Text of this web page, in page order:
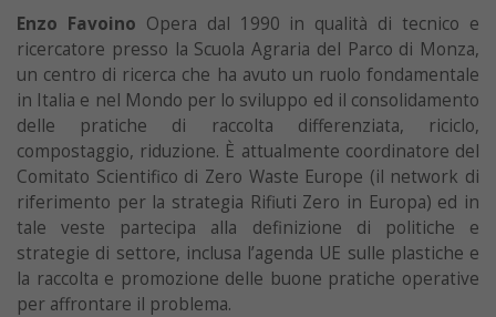
Enzo Favoino Opera dal 1990 in qualità di tecnico e
ricercatore presso la Scuola Agraria del Parco di Monza,
un centro di ricerca che ha avuto un ruolo fondamentale
in Italia e nel Mondo per lo sviluppo ed il consolidamento
delle pratiche di raccolta differenziata, riciclo,
compostaggio, riduzione. È attualmente coordinatore del
Comitato Scientifico di Zero Waste Europe (il network di
riferimento per la strategia Rifiuti Zero in Europa) ed in
tale veste partecipa alla definizione di politiche e
strategie di settore, inclusa l’agenda UE sulle plastiche e
la raccolta e promozione delle buone pratiche operative
per affrontare il problema.